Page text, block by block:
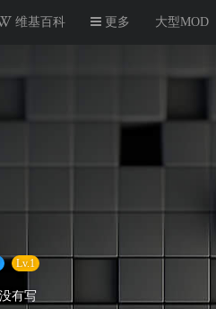
维基百科 更多 大型MOD
Lv.1
有写